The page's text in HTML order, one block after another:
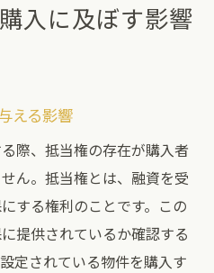
入に及ぼす影響
える影響
際、抵当権の存在が購入者
ん。抵当権とは、融資を受
する権利のことです。この
提供されているか確認する
定されている物件を購入す